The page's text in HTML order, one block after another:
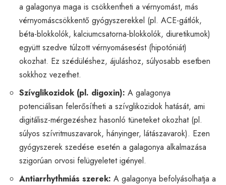
a galagonya maga is csökkentheti a vérnyomást, más
vérnyomáscsökkentő gyógyszerekkel (pl. ACE-gátlók,
béta-blokkolók, kalciumcsatorna-blokkolók, diuretikumok)
együtt szedve túlzott vérnyomásesést (hipotóniát)
okozhat. Ez szédüléshez, ájuláshoz, súlyosabb esetben
sokkhoz vezethet.
Szívglikozidok (pl. digoxin): A galagonya
potenciálisan felerősítheti a szívglikozidok hatását, ami
digitálisz-mérgezéshez hasonló tüneteket okozhat (pl.
súlyos szívritmuszavarok, hányinger, látászavarok). Ezen
gyógyszerek szedése esetén a galagonya alkalmazása
szigorúan orvosi felügyeletet igényel.
Antiarrhythmiás szerek: A galagonya befolyásolhatja a